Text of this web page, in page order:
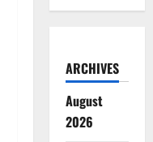
ARCHIVES
August
2026